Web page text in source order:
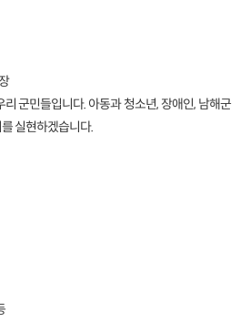
군민들입니다. 아동과 청소년, 장애인, 남해군
실현하겠습니다.